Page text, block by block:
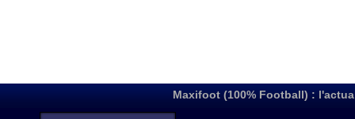
Maxifoot (100% Football) :